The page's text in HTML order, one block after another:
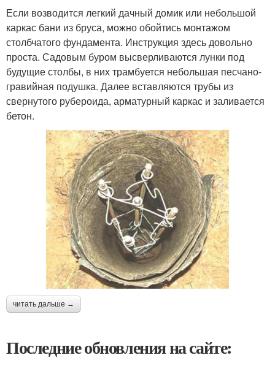
Если возводится легкий дачный домик или небольшой
каркас бани из бруса, можно обойтись монтажом
столбчатого фундамента. Инструкция здесь довольно
проста. Садовым буром высверливаются лунки под
будущие столбы, в них трамбуется небольшая песчано-
гравийная подушка. Далее вставляются трубы из
свернутого рубероида, арматурный каркас и заливается
бетон.
читать дальше →
Последние обновления на сайте: